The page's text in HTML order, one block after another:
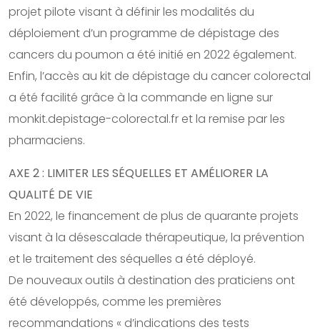
projet pilote visant à définir les modalités du
déploiement d’un programme de dépistage des
cancers du poumon a été initié en 2022 également.
Enfin, l’accès au kit de dépistage du cancer colorectal
a été facilité grâce à la commande en ligne sur
monkit.depistage-colorectal.fr et la remise par les
pharmaciens.
AXE 2 : LIMITER LES SÉQUELLES ET AMÉLIORER LA
QUALITÉ DE VIE
En 2022, le financement de plus de quarante projets
visant à la désescalade thérapeutique, la prévention
et le traitement des séquelles a été déployé.
De nouveaux outils à destination des praticiens ont
été développés, comme les premières
recommandations « d’indications des tests